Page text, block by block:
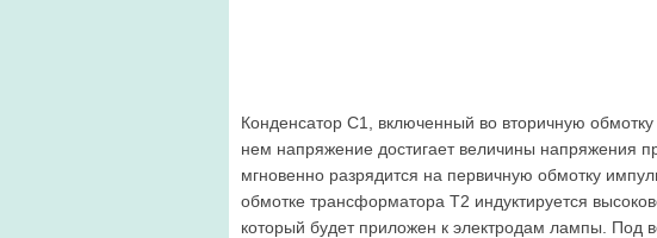
Конденсатор С1, включенный во вторичную
нем напряжение достигает величины напряжения
мгновенно разря­дится на первичную обмотку
обмотке трансформатора Т2 индуктируется
который будет приложен к электродам лампы. Под